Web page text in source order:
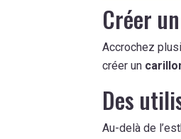
Créer
Accrochez
créer un
Des
Au-delà de